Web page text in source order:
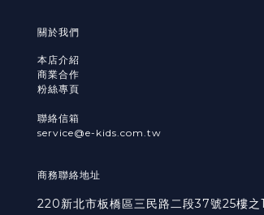
關於我們
本店介紹
商業合作
粉絲專頁
聯絡信箱
service@e-kids.com.tw
商務聯絡地址
220新北市板橋區三民路二段37號25樓之1